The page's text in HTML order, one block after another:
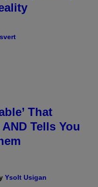
That
Tells You
Ysolt Usigan